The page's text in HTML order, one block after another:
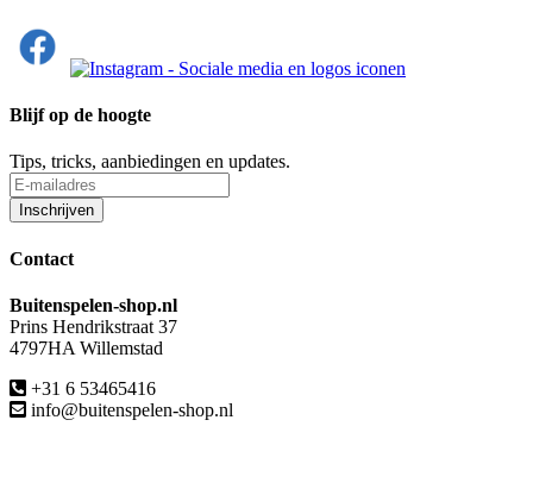
Blijf op de hoogte
Tips, tricks, aanbiedingen en updates.
Contact
Buitenspelen-shop.nl
Prins Hendrikstraat 37
4797HA Willemstad
+31 6 53465416
info@buitenspelen-shop.nl